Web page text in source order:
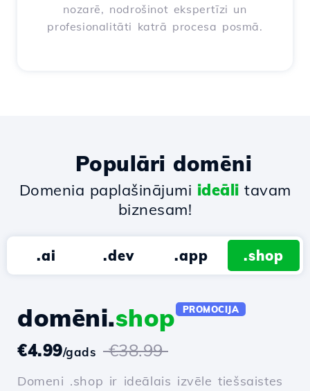
nozarē, nodrošinot ekspertīzi un
profesionalitāti katrā procesa posmā.
Populāri domēni
Domenia paplašinājumi ideāli tavam
biznesam!
.ai .dev .app .shop
domēni.shop PROMOCIJA
€4.99/gads €38.99
Domeni .shop ir ideālais izvēle tiešsaistes